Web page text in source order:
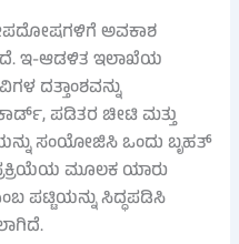
ಅವಕಾಶ
ಇ-ಆಡಳಿತ ಇಲಾಖೆಯ
ದತ್ತಾಂಶವನ್ನು
ಪಡಿತರ ಚೀಟಿ ಮತ್ತು
ಸಂಯೋಜಿಸಿ ಒಂದು ಬೃಹತ್
ಮೂಲಕ ಯಾರು
ಪಟ್ಟಿಯನ್ನು ಸಿದ್ಧಪಡಿಸಿ